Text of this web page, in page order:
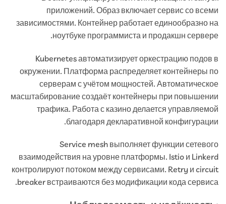
приложений. Образ включает сервис со всеми
зависимостями. Контейнер работает единообразно на
ноутбуке программиста и продакшн сервере.
Kubernetes автоматизирует оркестрацию подов в
окружении. Платформа распределяет контейнеры по
серверам с учётом мощностей. Автоматическое
масштабирование создаёт контейнеры при повышении
трафика. Работа с казино делается управляемой
благодаря декларативной конфигурации.
Service mesh выполняет функции сетевого
взаимодействия на уровне платформы. Istio и Linkerd
контролируют потоком между сервисами. Retry и circuit
breaker встраиваются без модификации кода сервиса.